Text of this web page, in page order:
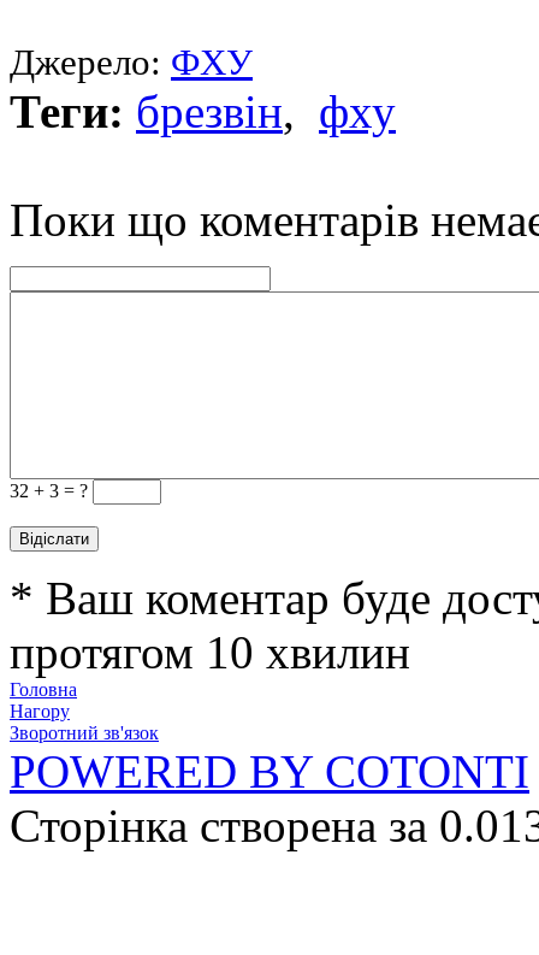
Джерело: ФХУ
Теги: брезвін, фху
Поки що коментарів
32 + 3 = ?
* Ваш коментар буде
протягом 10 хвилин
Головна
Нагору
Зворотний зв'язок
POWERED BY COTONTI
Сторінка створена за